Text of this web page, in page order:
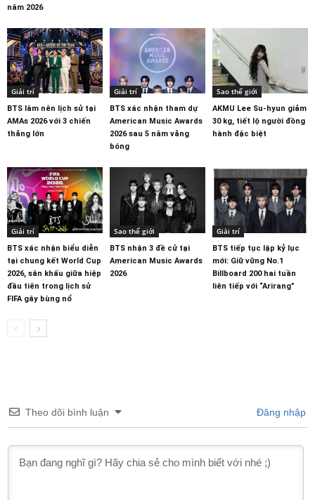
năm 2026
Giải trí
BTS làm nên lịch sử tại
AMAs 2026 với 3 chiến
thắng lớn
Giải trí
BTS xác nhận tham dự
American Music Awards
2026 sau 5 năm vắng
bóng
Sao thế giới
AKMU Lee Su-hyun giảm
30 kg, tiết lộ người đồng
hành đặc biệt
Giải trí
BTS xác nhận biểu diễn
tại chung kết World Cup
2026, sân khấu giữa hiệp
đầu tiên trong lịch sử
FIFA gây bùng nổ
Sao thế giới
BTS nhận 3 đề cử tại
American Music Awards
2026
Giải trí
BTS tiếp tục lập kỷ lục
mới: Giữ vững No.1
Billboard 200 hai tuần
liên tiếp với “Arirang”
Theo dõi bình luận Đăng nhập